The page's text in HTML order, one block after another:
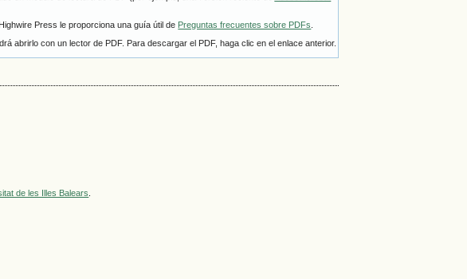
Press le proporciona una guía útil de Preguntas frecuentes sobre PDFs
abrirlo con un lector de PDF. Para descargar el PDF, haga clic en el enlace anterior.
de les Illes Balears